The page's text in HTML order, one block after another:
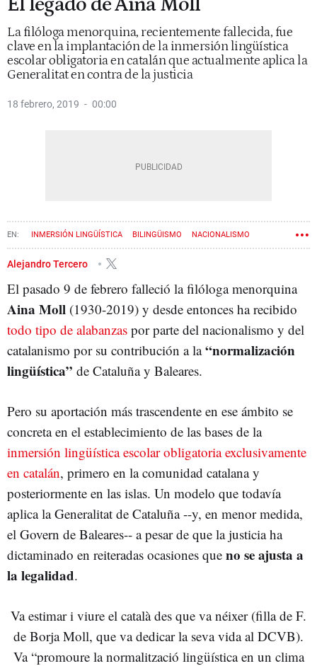
La filóloga menorquina, recientemente fallecida, fue
clave en la implantación de la inmersión lingüística
escolar obligatoria en catalán que actualmente aplica la
Generalitat en contra de la justicia
18 febrero, 2019 00:00
INMERSIÓN LINGÜÍSTICA BILINGÜISMO NACIONALISMO
LENGUA CATALANA LENGUA CASTELLANA
Alejandro Tercero
El pasado 9 de febrero falleció la filóloga menorquina
Aina Moll (1930-2019) y desde entonces ha recibido
todo tipo de alabanzas por parte del nacionalismo y del
catalanismo por su contribución a la“normalización
lingüística” de Cataluña y Baleares.
Pero su aportación más trascendente en ese ámbito se
concreta en el establecimiento de las bases de la
inmersión lingüística escolar obligatoria exclusivamente
en catalán, primero en la comunidad catalana y
posteriormente en las islas. Un modelo que todavía
aplica la Generalitat de Cataluña --y, en menor medida,
el Govern de Baleares-- a pesar de que la justicia ha
dictaminado en reiteradas ocasiones que no se ajusta a
la legalidad.
Va estimar i viure el català des que va néixer (filla de F.
de Borja Moll, que va dedicar la seva vida al DCVB).
Va “promoure la normalització lingüística en un clima